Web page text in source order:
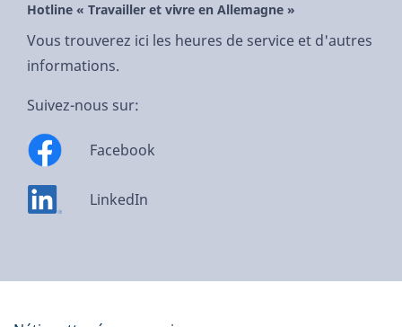
Hotline « Travailler et vivre en Allemagne »
Vous trouverez ici les heures de service et d'autres
informations.
Suivez-nous sur:
Facebook
LinkedIn